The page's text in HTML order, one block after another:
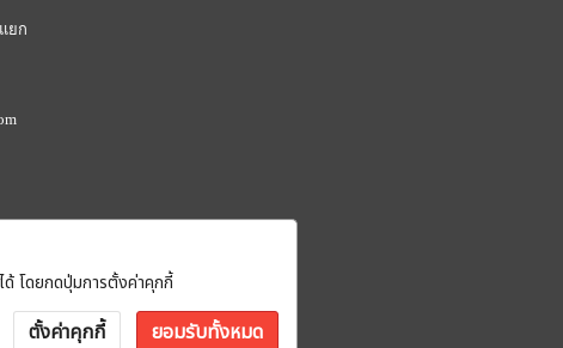
ด้ โดยกดปุ่มการตั้งค่าคุกกี้
ตั้งค่าคุกกี้ ยอมรับทั้งหมด
ยก